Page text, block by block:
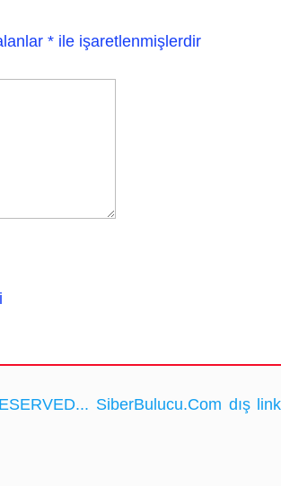
* ile işaretlenmişlerdir
SiberBulucu.Com dış